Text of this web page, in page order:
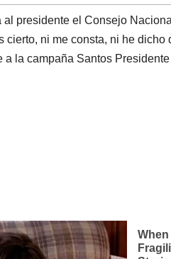
presidente el Consejo
ni me consta, ni he dicho
la campaña Santos